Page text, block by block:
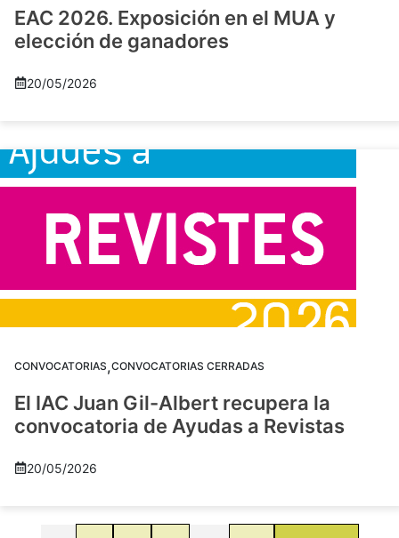
EAC 2026. Exposición en el MUA y
elección de ganadores
20/05/2026
CONVOCATORIAS,CONVOCATORIAS CERRADAS
El IAC Juan Gil-Albert recupera la
convocatoria de Ayudas a Revistas
20/05/2026